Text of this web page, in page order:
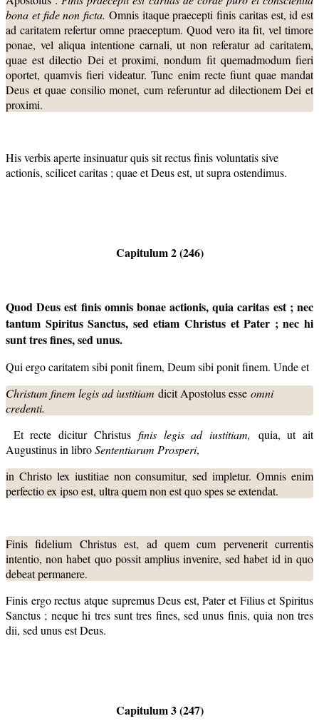
bona et fide non ficta. Omnis itaque praecepti finis caritas est, id est
ad caritatem refertur omne praeceptum. Quod vero ita fit, vel timore
ponae, vel aliqua intentione carnali, ut non referatur ad caritatem,
quae est dilectio Dei et proximi, nondum fit quemadmodum fieri
oportet, quamvis fieri videatur. Tunc enim recte fiunt quae mandat
Deus et quae consilio monet, cum referuntur ad dilectionem Dei et
proximi.
His verbis aperte insinuatur quis sit rectus finis voluntatis sive
actionis, scilicet caritas ; quae et Deus est, ut supra ostendimus.
Capitulum 2 (246)
Quod Deus est finis omnis bonae actionis, quia caritas est ; nec
tantum Spiritus Sanctus, sed etiam Christus et Pater ; nec hi
sunt tres fines, sedunus.
Qui ergo caritatem sibi ponit finem, Deum sibi ponit finem. Unde et
Christum finem legis ad iustitiam dicit Apostolus esse omni
credenti.
Et recte dicitur Christusfinis legis ad iustitiam, quia, ut ait
Augustinus in libroSententiarum Prosperi,
in Christo lex iustitiae non consumitur, sed impletur. Omnis enim
perfectio ex ipso est, ultra quem non est quo spes se extendat.
Finis fidelium Christus est, ad quem cum pervenerit currentis
intentio, non habet quo possit amplius invenire, sed habet id in quo
debeat permanere.
Finis ergo rectus atque supremus Deus est, Pater et Filius et Spiritus
Sanctus ; neque hi tres sunt tres fines, sed unus finis, quia non tres
dii, sed unus est Deus.
Capitulum 3 (247)